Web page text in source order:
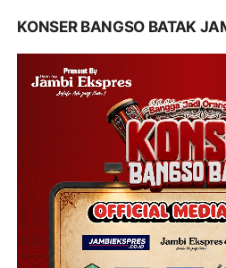
KONSER BANGSO BATAK